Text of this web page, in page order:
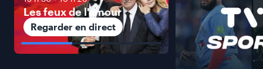
Les feux de l'amour
Regarder en direct